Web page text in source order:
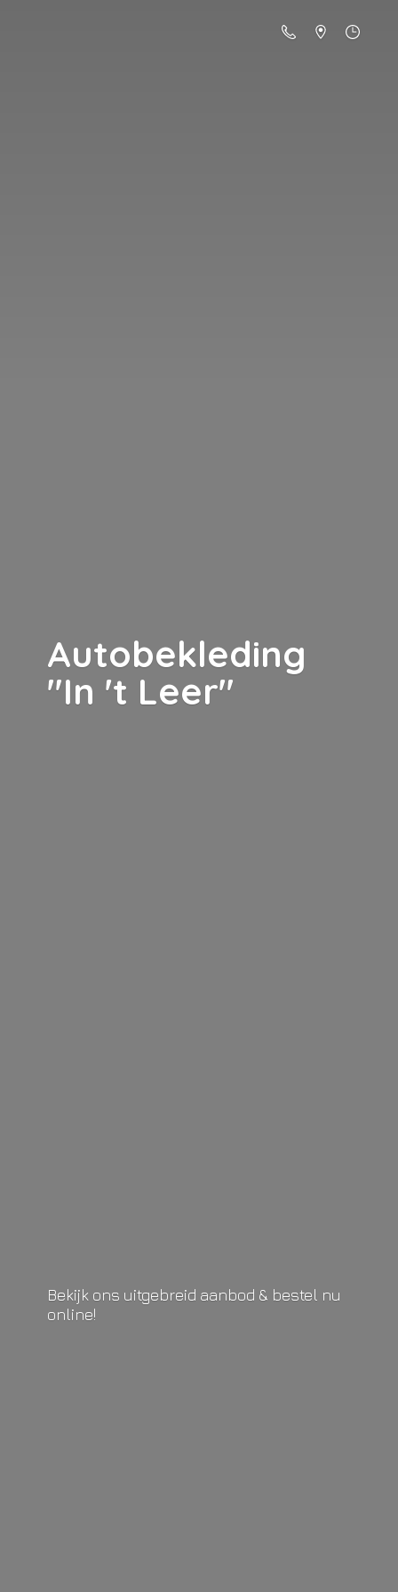
Autobekleding
"In 't Leer"
Bekijk ons uitgebreid aanbod & bestel nu
online!